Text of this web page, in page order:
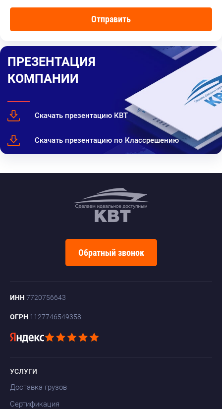
ПРЕЗЕНТАЦИЯ
КОМПАНИИ
Скачать презентацию КВТ
Скачать презентацию по Классрешению
Обратный звонок
ИНН 7720756643
ОГРН 1127746549358
УСЛУГИ
Доставка грузов
Сертификация